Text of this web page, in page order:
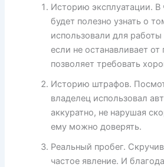
Историю эксплуатации. В
будет полезно узнать о
использовали для работы
если не останавливает от
позволяет требовать
Историю штрафов.
владелец использовал
аккуратно, не нарушая
ему можно доверять.
Реальный пробег.
частое явление. И